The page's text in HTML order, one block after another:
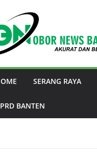
SERANG RAYA
BANTEN